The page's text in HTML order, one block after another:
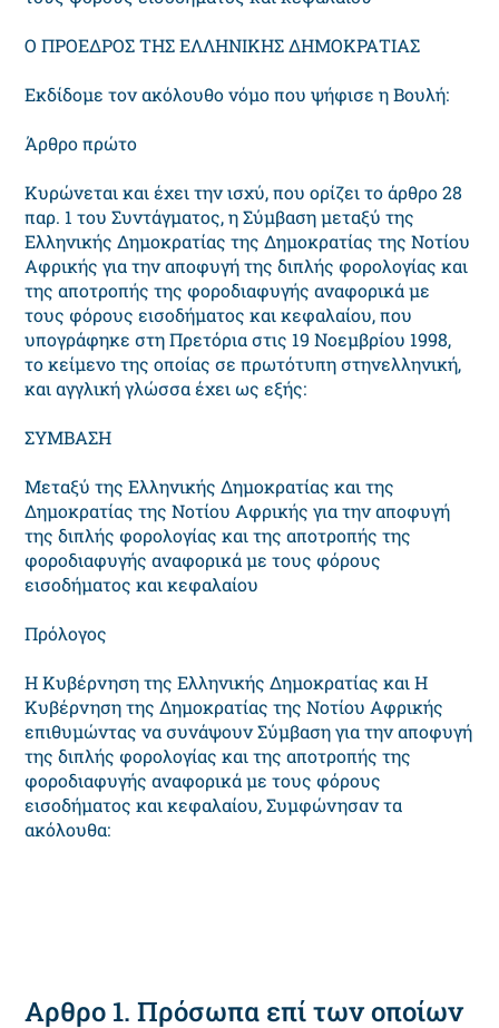
Ο ΠΡΟΕΔΡΟΣ ΤΗΣ ΕΛΛΗΝΙΚΗΣ ΔΗΜΟΚΡΑΤΙΑΣ
Εκδίδομε τον ακόλουθο νόμο που ψήφισε η Βουλή:
Άρθρο πρώτο
Κυρώνεται και έχει την ισχύ, που ορίζει το άρθρο 28
παρ. 1 του Συντάγματος, η Σύμβαση μεταξύ της
Ελληνικής Δημοκρατίας της Δημοκρατίας της Νοτίου
Αφρικής για την αποφυγή της διπλής φορολογίας και
της αποτροπής της φοροδιαφυγής αναφορικά με
τους φόρους εισοδήματος και κεφαλαίου, που
υπογράφηκε στη Πρετόρια στις 19 Νοεμβρίου 1998,
το κείμενο της οποίας σε πρωτότυπη στηνελληνική,
και αγγλική γλώσσα έχει ως εξής:
ΣΥΜBΑΣΗ
Μεταξύ της Ελληνικής Δημοκρατίας και της
Δημοκρατίας της Νοτίου Αφρικής για την αποφυγή
της διπλής φορολογίας και της αποτροπής της
φοροδιαφυγής αναφορικά με τους φόρους
εισοδήματος και κεφαλαίου
Πρόλογος
Η Κυβέρνηση της Ελληνικής Δημοκρατίας και Η
Κυβέρνηση της Δημοκρατίας της Νοτίου Αφρικής
επιθυμώντας να συνάψουν Σύμβαση για την αποφυγή
της διπλής φορολογίας και της αποτροπής της
φοροδιαφυγής αναφορικά με τους φόρους
εισοδήματος και κεφαλαίου, Συμφώνησαν τα
ακόλουθα:
Αρθρο 1. Πρόσωπα επί των οποίων